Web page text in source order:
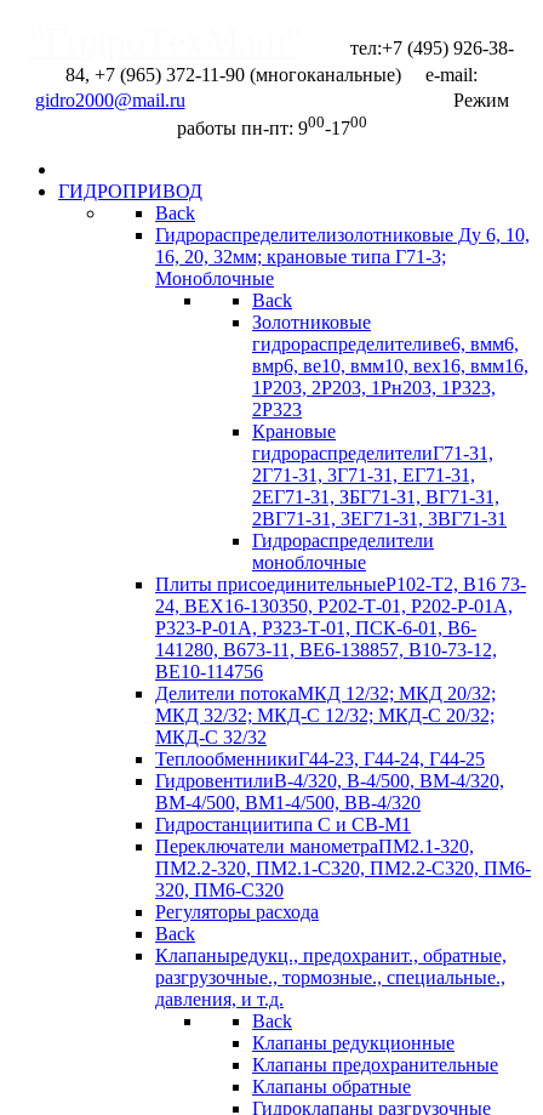
тел:+7 (495) 926-38-
84, +7 (965) 372-11-90 (многоканальные) e-mail:
Режим
работы пн-пт: 900-1700
ГИДРОПРИВОД
Back
Гидрораспределителизолотниковые Ду 6, 10,
16, 20, 32мм; крановые типа Г71-3;
Моноблочные
Back
Золотниковые
гидрораспределителиве6, вмм6,
вмр6, ве10, вмм10, вех16, вмм16,
1Р203, 2Р203, 1Рн203, 1Р323,
2Р323
Крановые
гидрораспределителиГ71-31,
2Г71-31, 3Г71-31, ЕГ71-31,
2ЕГ71-31, ЗБГ71-З1, ВГ71-31,
2ВГ71-31, 3EГ71-31, 3BГ71-31
Гидрораспределители
моноблочные
Плиты присоединительныеР102-Т2, В16 73-
24, ВЕХ16-130350, Р202-Т-01, Р202-Р-01А,
Р323-Р-01А, Р323-Т-01, ПСК-6-01, В6-
141280, В673-11, ВЕ6-138857, В10-73-12,
ВЕ10-114756
Делители потокаМКД 12/32; МКД 20/32;
МКД 32/32; МКД-С 12/32; МКД-С 20/32;
МКД-С 32/32
ТеплообменникиГ44-23, Г44-24, Г44-25
ГидровентилиВ-4/320, В-4/500, ВМ-4/320,
ВМ-4/500, ВМ1-4/500, ВВ-4/320
Гидростанциитипа С и СВ-М1
Переключатели манометраПМ2.1-320,
ПМ2.2-320, ПМ2.1-С320, ПМ2.2-С320, ПМ6-
320, ПМ6-С320
Регуляторы расхода
Back
Клапаныредукц., предохранит., обратные,
разгрузочные., тормозные., специальные.,
давления, и т.д.
Back
Клапаны редукционные
Клапаны предохранительные
Клапаны обратные
Гидроклапаны разгрузочные